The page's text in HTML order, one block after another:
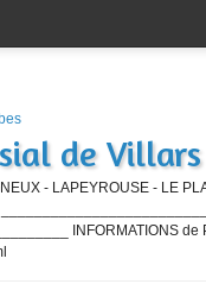
de
- LAPEYROUSE - LE
INFORMATIONS de